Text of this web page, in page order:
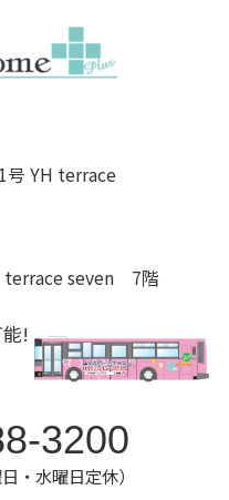
号 YH terrace
terrace seven 7階
!
3200
・水曜日定休）